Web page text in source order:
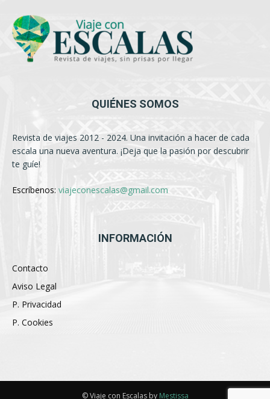
QUIÉNES SOMOS
Revista de viajes 2012 - 2024. Una invitación a hacer de cada
escala una nueva aventura. ¡Deja que la pasión por descubrir
te guíe!
Escríbenos: viajeconescalas@gmail.com
INFORMACIÓN
Contacto
Aviso Legal
P. Privacidad
P. Cookies
© Viaje con Escalas by Mestissa